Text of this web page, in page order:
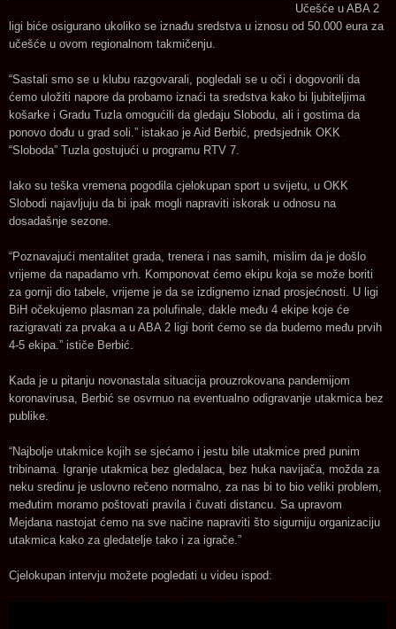
Učešće u ABA 2
ligi biće osigurano ukoliko se iznađu sredstva u iznosu od 50.000 eura za
učešće u ovom regionalnom takmičenju.
“Sastali smo se u klubu razgovarali, pogledali se u oči i dogovorili da
ćemo uložiti napore da probamo iznaći ta sredstva kako bi ljubiteljima
košarke i Gradu Tuzla omogućili da gledaju Slobodu, ali i gostima da
ponovo dođu u grad soli.” istakao je Aid Berbić, predsjednik OKK
“Sloboda” Tuzla gostujući u programu RTV 7.
Iako su teška vremena pogodila cjelokupan sport u svijetu, u OKK
Slobodi najavljuju da bi ipak mogli napraviti iskorak u odnosu na
dosadašnje sezone.
“Poznavajući mentalitet grada, trenera i nas samih, mislim da je došlo
vrijeme da napadamo vrh. Komponovat ćemo ekipu koja se može boriti
za gornji dio tabele, vrijeme je da se izdignemo iznad prosjećnosti. U ligi
BiH očekujemo plasman za polufinale, dakle među 4 ekipe koje će
razigravati za prvaka a u ABA 2 ligi borit ćemo se da budemo među prvih
4-5 ekipa.” ističe Berbić.
Kada je u pitanju novonastala situacija prouzrokovana pandemijom
koronavirusa, Berbić se osvrnuo na eventualno odigravanje utakmica bez
publike.
“Najbolje utakmice kojih se sjećamo i jestu bile utakmice pred punim
tribinama. Igranje utakmica bez gledalaca, bez huka navijača, možda za
neku sredinu je uslovno rečeno normalno, za nas bi to bio veliki problem,
međutim moramo poštovati pravila i čuvati distancu. Sa upravom
Mejdana nastojat ćemo na sve načine napraviti što sigurniju organizaciju
utakmica kako za gledatelje tako i za igrače.”
Cjelokupan intervju možete pogledati u videu ispod: